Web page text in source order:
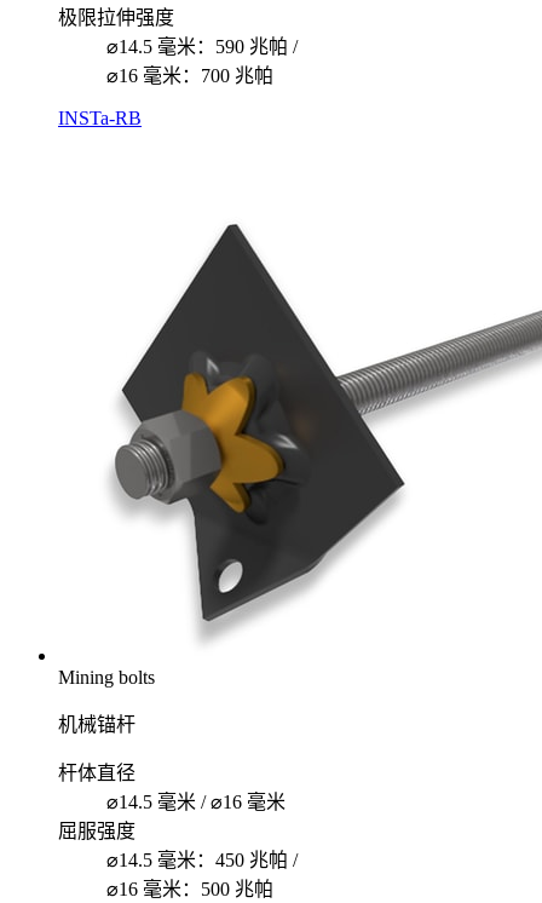
极限拉伸强度
⌀14.5 毫米：590 兆帕 /
⌀16 毫米：700 兆帕
INSTa-RB
Mining bolts
机械锚杆
杆体直径
⌀14.5 毫米 / ⌀16 毫米
屈服强度
⌀14.5 毫米：450 兆帕 /
⌀16 毫米：500 兆帕